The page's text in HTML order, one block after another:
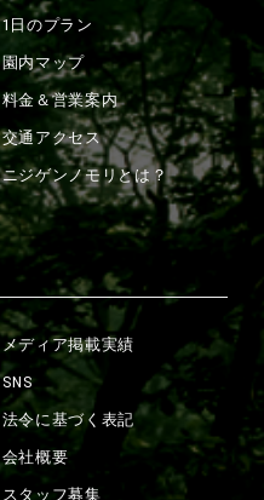
1日のプラン
園内マップ
料金＆営業案内
交通アクセス
ニジゲンノモリとは？
メディア掲載実績
SNS
法令に基づく表記
会社概要
スタッフ募集